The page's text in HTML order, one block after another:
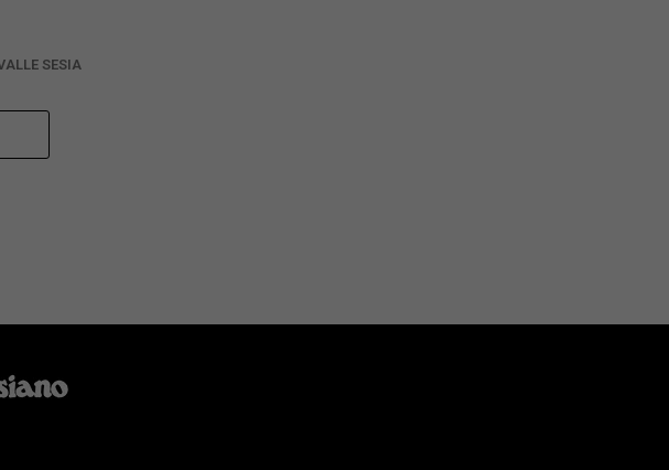
SESIA